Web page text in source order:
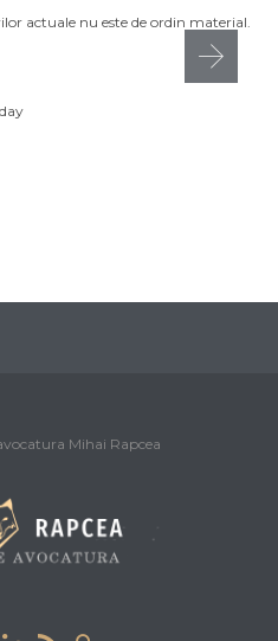
actuale nu este de ordin material.
Mihai Rapcea